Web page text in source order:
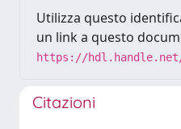
Utilizza questo
un link a questo
https://hdl.handle.net/
Citazioni